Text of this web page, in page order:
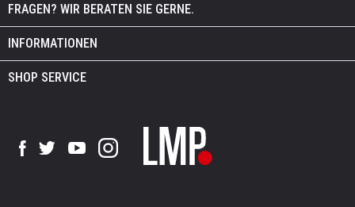
FRAGEN? WIR BERATEN SIE GERNE.
INFORMATIONEN
SHOP SERVICE